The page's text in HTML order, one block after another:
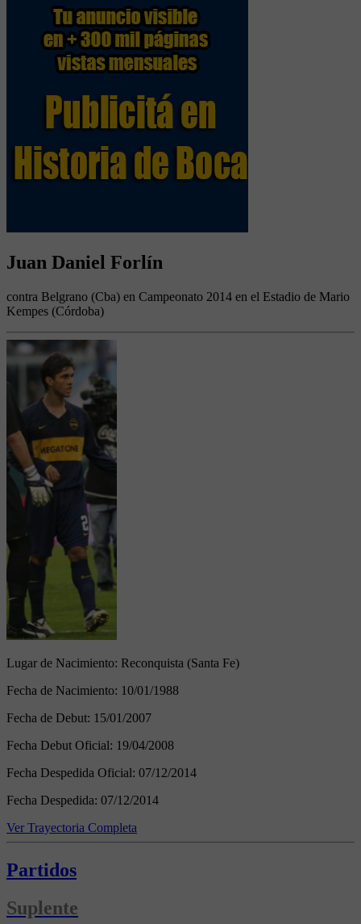
Juan Daniel Forlín
contra Belgrano (Cba) en Campeonato 2014 en el Estadio de Mario
Kempes (Córdoba)
Lugar de Nacimiento: Reconquista (Santa Fe)
Fecha de Nacimiento: 10/01/1988
Fecha de Debut: 15/01/2007
Fecha Debut Oficial: 19/04/2008
Fecha Despedida Oficial: 07/12/2014
Fecha Despedida: 07/12/2014
Ver Trayectoria Completa
Partidos
Suplente